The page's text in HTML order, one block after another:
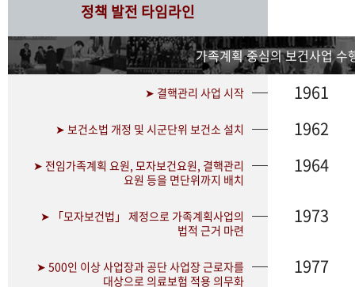
정책 발전 타임라인
가족계획 중심의 보건사업 수
➤ 결핵관리 사업 시작 1961
➤ 보건소법 개정 및 시군단위 보건소 설치 1962
➤ 전임가족계획 요원, 모자보건요원, 결핵관리
요원 등을 면단위까지 배치
1964
➤ 「모자보건법」 제정으로 가족계획사업의
법적 근거 마련
1973
➤ 500인 이상 사업장과 공단 사업장 근로자를
대상으로 의료보험 적용 의무화
1977